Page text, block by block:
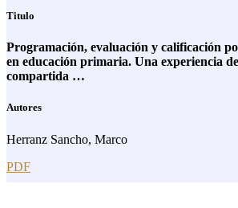
Titulo
Programación, evaluación y calificación
en educación primaria. Una experiencia
compartida …
Autores
Herranz Sancho, Marco
PDF